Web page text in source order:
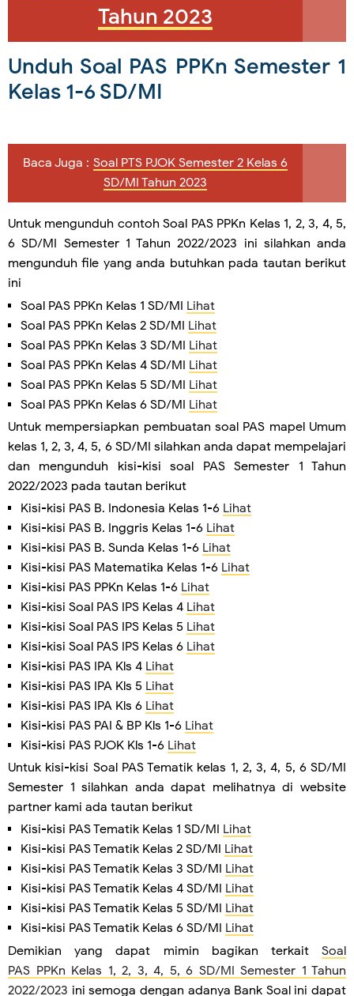
Tahun 2023
Unduh Soal PAS PPKn Semester 1
Kelas 1-6 SD/MI
Baca Juga : Soal PTS PJOK Semester 2 Kelas 6
SD/MI Tahun 2023
Untuk mengunduh contoh Soal PAS PPKn Kelas 1, 2, 3, 4, 5,
6 SD/MI Semester 1 Tahun 2022/2023 ini silahkan anda
mengunduh file yang anda butuhkan pada tautan berikut
ini
Soal PAS PPKn Kelas 1 SD/MI Lihat
Soal PAS PPKn Kelas 2 SD/MI Lihat
Soal PAS PPKn Kelas 3 SD/MI Lihat
Soal PAS PPKn Kelas 4 SD/MI Lihat
Soal PAS PPKn Kelas 5 SD/MI Lihat
Soal PAS PPKn Kelas 6 SD/MI Lihat
Untuk mempersiapkan pembuatan soal PAS mapel Umum
kelas 1, 2, 3, 4, 5, 6 SD/MI silahkan anda dapat mempelajari
dan mengunduh kisi-kisi soal PAS Semester 1 Tahun
2022/2023 pada tautan berikut
Kisi-kisi PAS B. Indonesia Kelas 1-6 Lihat
Kisi-kisi PAS B. Inggris Kelas 1-6 Lihat
Kisi-kisi PAS B. Sunda Kelas 1-6 Lihat
Kisi-kisi PAS Matematika Kelas 1-6 Lihat
Kisi-kisi PAS PPKn Kelas 1-6 Lihat
Kisi-kisi Soal PAS IPS Kelas 4 Lihat
Kisi-kisi Soal PAS IPS Kelas 5 Lihat
Kisi-kisi Soal PAS IPS Kelas 6 Lihat
Kisi-kisi PAS IPA Kls 4 Lihat
Kisi-kisi PAS IPA Kls 5 Lihat
Kisi-kisi PAS IPA Kls 6 Lihat
Kisi-kisi PAS PAI & BP Kls 1-6 Lihat
Kisi-kisi PAS PJOK Kls 1-6 Lihat
Untuk kisi-kisi Soal PAS Tematik kelas 1, 2, 3, 4, 5, 6 SD/MI
Semester 1 silahkan anda dapat melihatnya di website
partner kami ada tautan berikut
Kisi-kisi PAS Tematik Kelas 1 SD/MI Lihat
Kisi-kisi PAS Tematik Kelas 2 SD/MI Lihat
Kisi-kisi PAS Tematik Kelas 3 SD/MI Lihat
Kisi-kisi PAS Tematik Kelas 4 SD/MI Lihat
Kisi-kisi PAS Tematik Kelas 5 SD/MI Lihat
Kisi-kisi PAS Tematik Kelas 6 SD/MI Lihat
Demikian yang dapat mimin bagikan terkait Soal
PAS PPKn Kelas 1, 2, 3, 4, 5, 6 SD/MI Semester 1 Tahun
2022/2023 ini semoga dengan adanya Bank Soal ini dapat